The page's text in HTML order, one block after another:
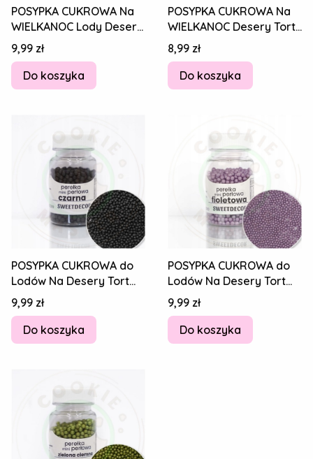
POSYPKA CUKROWA Na
WIELKANOC Lody Desery
Tort PEREŁKI MIĘKKIE
CZARNE 30g
Cena
9,99 zł
Do koszyka
POSYPKA CUKROWA Na
WIELKANOC Desery Tort
PEREŁKI MIĘKKIE
CZARNO-RÓŻOWE 30g
Cena
8,99 zł
Do koszyka
POSYPKA CUKROWA do
Lodów Na Desery Tort
MINI PEREŁKI PERŁOWE
CZARNE 40g
Cena
9,99 zł
Do koszyka
POSYPKA CUKROWA do
Lodów Na Desery Tort
MINI PEREŁKI PERŁOWE
FIOLETOWE 40g
Cena
9,99 zł
Do koszyka